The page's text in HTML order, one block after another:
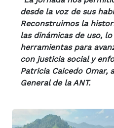
desde la voz de sus
Reconstruimos la
las dinámicas de uso,
herramientas para
con justicia social y
Patricia Caicedo Omar,
General de la ANT.